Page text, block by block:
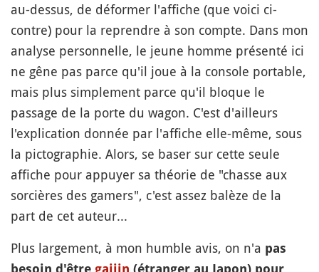
au-dessus, de déformer l'affiche (que voici ci-
contre) pour la reprendre à son compte. Dans mon
analyse personnelle, le jeune homme présenté ici
ne gêne pas parce qu'il joue à la console portable,
mais plus simplement parce qu'il bloque le
passage de la porte du wagon. C'est d'ailleurs
l'explication donnée par l'affiche elle-même, sous
la pictographie. Alors, se baser sur cette seule
affiche pour appuyer sa théorie de "chasse aux
sorcières des gamers", c'est assez balèze de la
part de cet auteur...
Plus largement, à mon humble avis, on n'a pas
besoin d'être gaijin (étranger au Japon) pour